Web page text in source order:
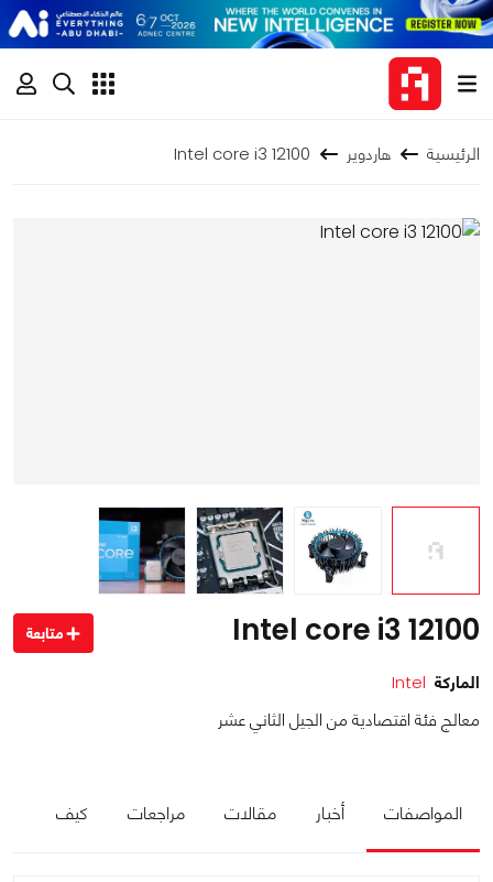
الرئيسية هاردوير Intel core i3 12100
Intel core i3 12100 متابعة
الماركة Intel
معالج فئة اقتصادية من الجيل الثاني عشر
المواصفات أخبار مقالات مراجعات كيف